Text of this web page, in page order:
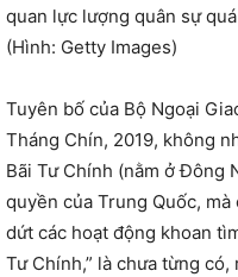
quan lực lượng quân sự
(Hình: Getty Images)
Tuyên bố của Bộ Ngoại
Tháng Chín, 2019, không
Bãi Tư Chính (nằm ở Đông
quyền của Trung Quốc,
dứt các hoạt động khoan
Tư Chính,” là chưa từng